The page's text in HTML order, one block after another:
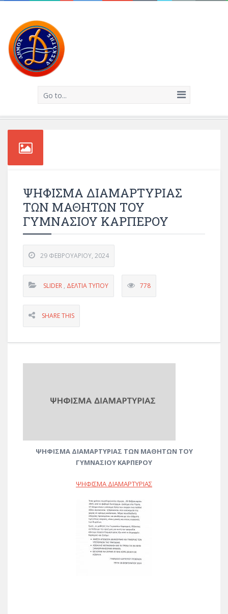
Go to...
ΨΗΦΙΣΜΑ ΔΙΑΜΑΡΤΥΡΙΑΣ
ΤΩΝ ΜΑΘΗΤΩΝ ΤΟΥ
ΓΥΜΝΑΣΙΟΥ ΚΑΡΠΕΡΟΥ
29 ΦΕΒΡΟΥΑΡΊΟΥ, 2024
SLIDER , ΔΕΛΤΊΑ ΤΎΠΟΥ 778
SHARE THIS
ΨΗΦΙΣΜΑ ΔΙΑΜΑΡΤΥΡΙΑΣ ΤΩΝ ΜΑΘΗΤΩΝ ΤΟΥ
ΓΥΜΝΑΣΙΟΥ ΚΑΡΠΕΡΟΥ
ΨΗΦΙΣΜΑ ΔΙΑΜΑΡΤΥΡΙΑΣ